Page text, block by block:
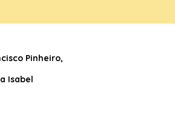
Pinheiro,
Isabel